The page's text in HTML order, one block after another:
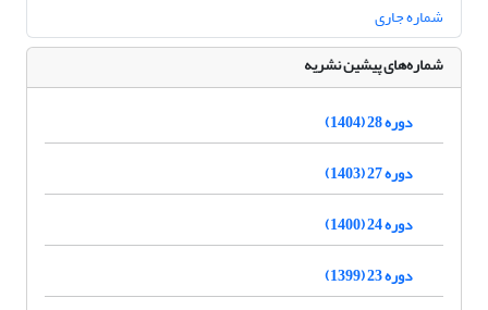
شماره جاری
شماره‌های پیشین نشریه
دوره 28 (1404)
دوره 27 (1403)
دوره 24 (1400)
دوره 23 (1399)